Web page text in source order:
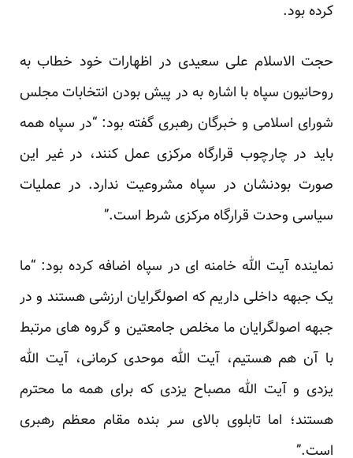
کرده بود.
حجت الاسلام علی سعیدی در اظهارات خود خطاب به
روحانیون سپاه با اشاره به در پیش بودن انتخابات مجلس
شورای اسلامی و خبرگان رهبری گفته بود: “در سپاه همه
باید در چارچوب قرارگاه مرکزی عمل کنند، در غیر این
صورت بودنشان در سپاه مشروعیت ندارد. در عملیات
سیاسی وحدت قرارگاه مرکزی شرط است.”
نماینده آیت الله خامنه ای در سپاه اضافه کرده بود: “ما
یک جبهه داخلی داریم که اصولگرایان ارزشی هستند و در
جبهه اصولگرایان ما مخلص جامعتین و گروه های مرتبط
با آن هم هستیم، آیت الله موحدی کرمانی، آیت الله
یزدی و آیت الله مصباح یزدی که برای همه ما محترم
هستند؛ اما تابلوی بالای سر بنده مقام معظم رهبری
است.”